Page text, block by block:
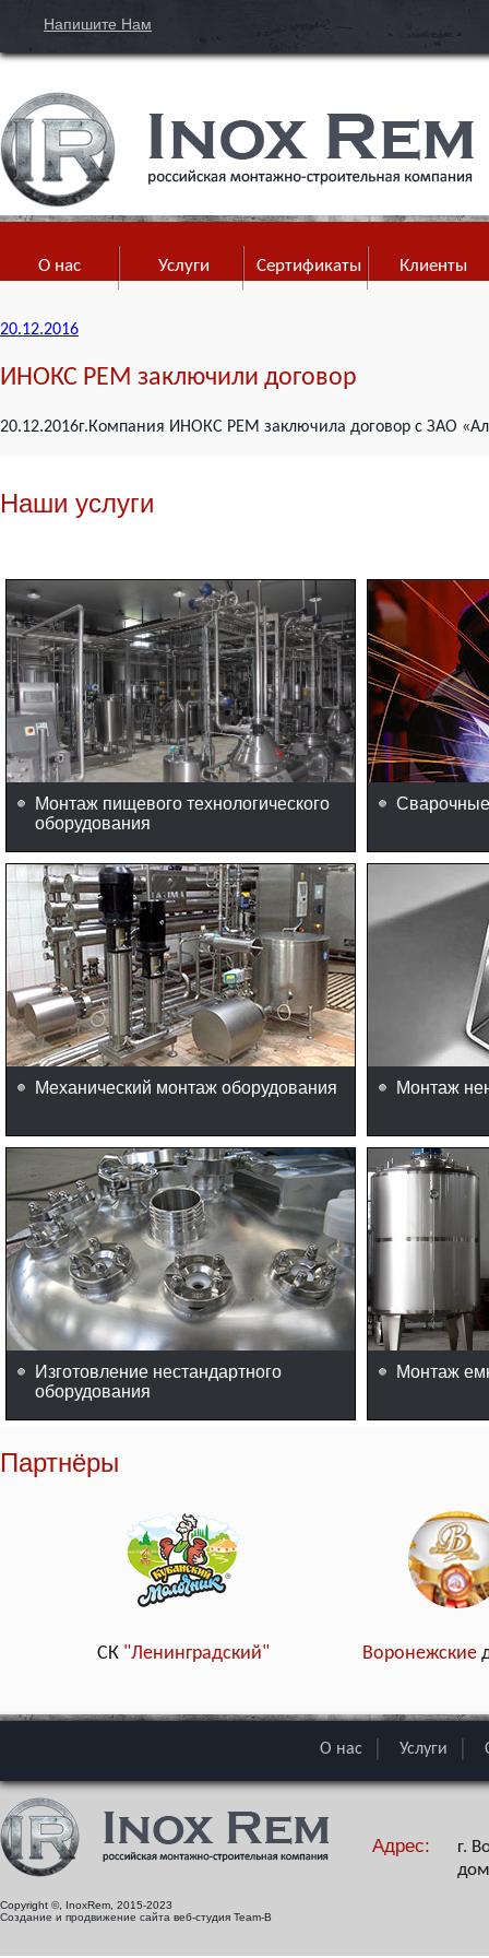
Напишите Нам
О нас Услуги Сертификаты Клиенты
20.12.2016
ИНОКС РЕМ заключили договор
20.12.2016г.Компания ИНОКС РЕМ заключила договор с ЗАО
Наши услуги
Монтаж пищевого технологического
оборудования
Механический монтаж оборудования Монтаж
Изготовление нестандартного
оборудования
Монтаж
Партнёры
СК "Ленинградский" Воронежские
О нас Услуги
Copyright ©, InoxRem, 2015-2023
Создание и продвижение сайта веб-студия Team-B
Адрес:
г.